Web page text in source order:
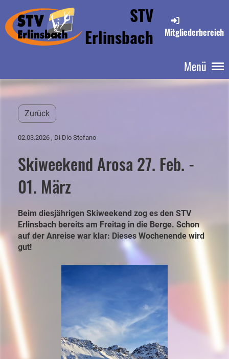
STV
Erlinsbach
Mitgliederbereich
Menü
Zurück
02.03.2026 , Di Dio Stefano
Skiweekend Arosa 27. Feb. -
01. März
Beim diesjährigen Skiweekend zog es den STV
Erlinsbach bereits am Freitag in die Berge. Schon
auf der Anreise war klar: Dieses Wochenende wird
gut!